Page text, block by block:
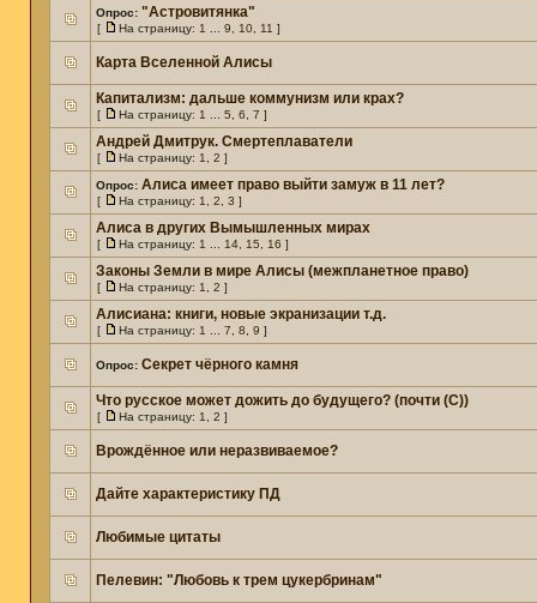
Опрос: "Астровитянка"
[ На страницу: 1 9 10 11 ]
Карта Вселенной Алисы
Капитализм: дальше коммунизм или крах?
[ На страницу: 1 5 6 7 ]
Андрей Дмитрук. Смертеплаватели
[ На страницу: 1 2 ]
Опрос: Алиса имеет право выйти замуж в 11 лет?
[ На страницу: 1 2 3 ]
Алиса в других Вымышленных мирах
[ На страницу: 1 14 15 16 ]
Законы Земли в мире Алисы (межпланетное право)
[ На страницу: 1 2 ]
Алисиана: книги, новые экранизации т.д.
[ На страницу: 1 7 8 9 ]
Опрос: Секрет чёрного камня
Что русское может дожить до будущего? (почти (С))
[ На страницу: 1 2 ]
Врождённое или неразвиваемое?
Дайте характеристику ПД
Любимые цитаты
Пелевин: "Любовь к трем цукербринам"